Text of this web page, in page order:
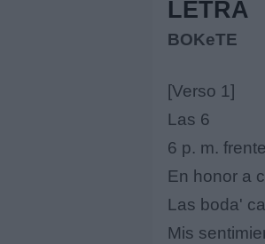
LETRA
BOKeTE
[Verso 1]
Las 6
6 p. m.
En honor a
Las boda'
Mis